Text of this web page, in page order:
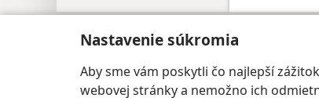
Nastavenie súkromia
Aby sme vám poskytli čo najlepší
webovej stránky a nemožno ich